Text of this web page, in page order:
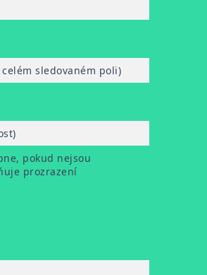
sledovaném poli)
pokud nejsou
prozrazení